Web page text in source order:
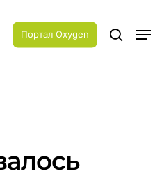
Портал Oxygen search